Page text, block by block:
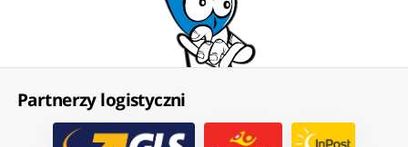
Partnerzy logistyczni